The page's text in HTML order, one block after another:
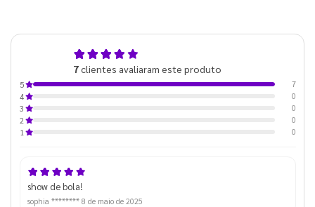
7clientes avaliaram este produto
5
7
4
0
3
0
2
0
1
0
show de bola!
sophia ******** 8 de maio de 2025